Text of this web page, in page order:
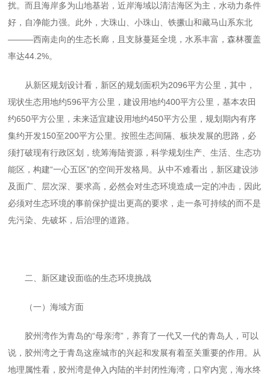
扰。而且海岸多为山地基岩，近岸海域以清洁海区为主，水动力条件
好，自净能力强。此外，大珠山、小珠山、铁撅山和藏马山系东北
———西南走向的生态长廊，且支脉蔓延全境，水系丰富，森林覆盖
率达44.2%。
从新区规划设计看，新区的规划面积为2096平方公里，其中，
现状生态用地约596平方公里，建设用地约400平方公里，基本农田
约650平方公里，未来适宜建设用地约450平方公里，规划期内有序
集约开发150至200平方公里。按照生态间隔、板块发展的思路，必
须打破现有行政区划，统筹海陆资源，科学规划生产、生活、生态功
能区，构建“一心五区”的空间开发格局。从中不难看出，新区建设涉
及面广、层次深、要求高，必然会对生态环境造成一定的冲击，因此
必须对生态环境的事前保护提出更高的要求，走一条可持续的而不是
先污染、先破坏，后治理的道路。
二、新区建设面临的生态环境挑战
（一）海域方面
胶州湾作为青岛的“母亲湾”，养育了一代又一代的青岛人，可以
说，胶州湾之于青岛这座城市的兴起和发展有着至关重要的作用。从
地理属性看，胶州湾是伸入内陆的半封闭性海湾，口窄内宽，海水终